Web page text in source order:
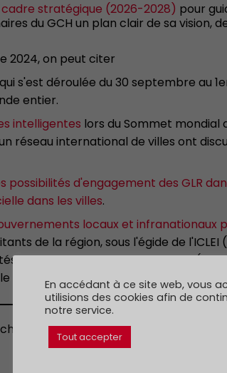
cadre stratégique (2026-2028) pour
du GCH un plan clair de sa vision,
2024, on peut citer
qui s'est déroulée du 30 septembre au
entier.
intelligentes lors du Sommet mondial
réseau international de villes ont
possibilités d'engagement des GLR
dans les villes.
locaux et infranationaux
de la région, sous l'égide de
et Gouvernements Locaux Unis
C40 et la Fondation Ellen MacArthur.
ici. Consulter les rapports
En accédant à ce site web, vous
utilisions des cookies afin de
notre service.
Tout accepter